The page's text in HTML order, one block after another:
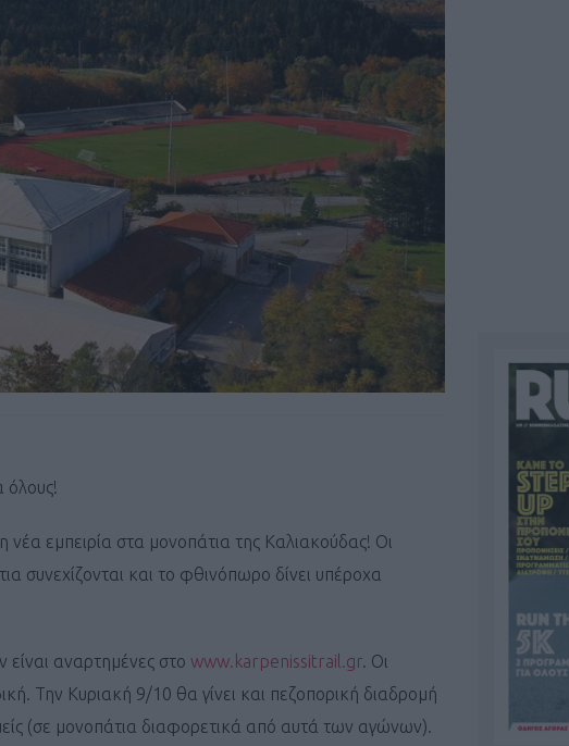
όλους!
νέα εμπειρία στα μονοπάτια της Καλιακούδας! Οι
συνεχίζονται και το φθινόπωρο δίνει υπέροχα
αναρτημένες στο www.karpenissitrail.gr. Οι
Την Κυριακή 9/10 θα γίνει και πεζοπορική διαδρομή
(σε μονοπάτια διαφορετικά από αυτά των αγώνων).